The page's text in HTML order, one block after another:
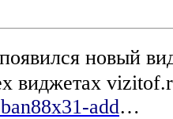
новый
виджетах
add…